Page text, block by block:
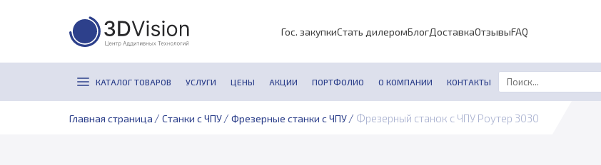
Гос. закупкиСтать дилеромБлогДоставкаОтзывыFAQ
КАТАЛОГ ТОВАРОВ УСЛУГИ ЦЕНЫ АКЦИИ ПОРТФОЛИО О КОМПАНИИ КОНТАКТЫ
Главная страница / Станки с ЧПУ / Фрезерные станки с ЧПУ / Фрезерный станок с ЧПУ Роутер 3030